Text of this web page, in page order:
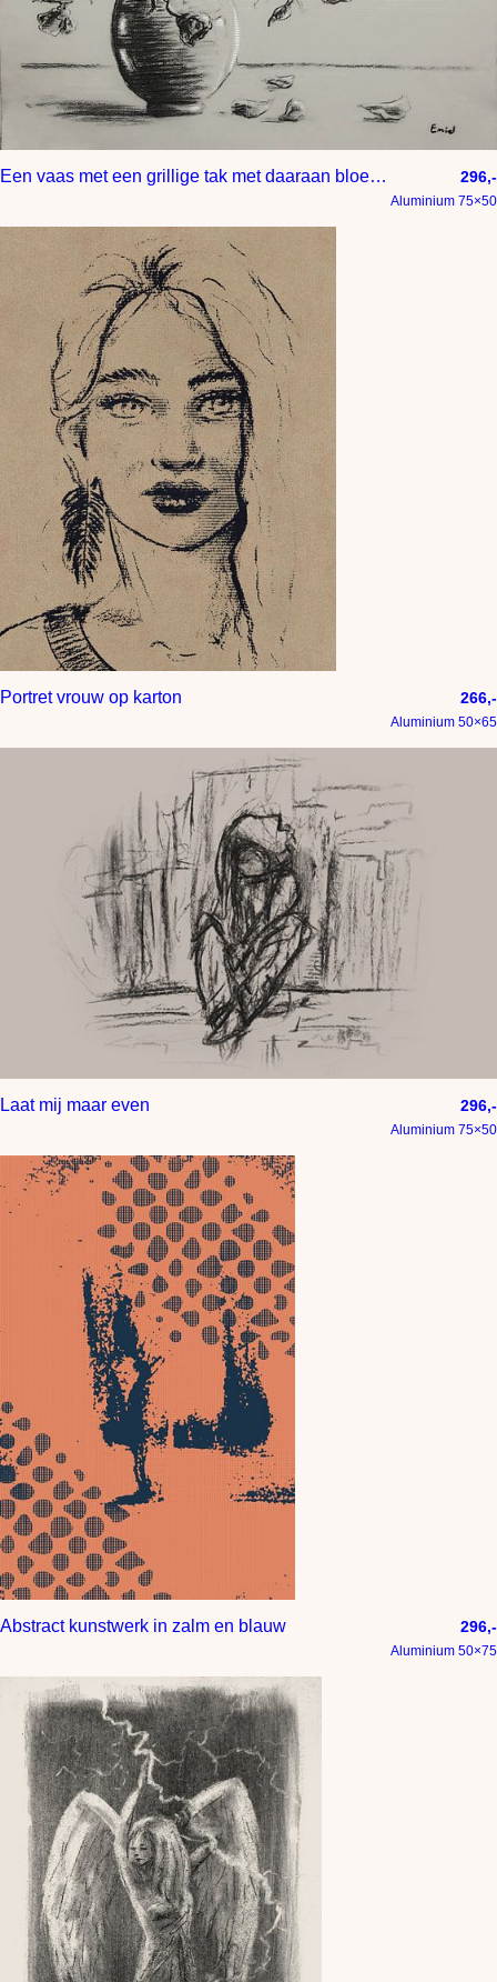
Een vaas met een grillige tak met daaraan bloesem 296,-
Aluminium 75×50
Portret vrouw op karton 266,-
Aluminium 50×65
Laat mij maar even 296,-
Aluminium 75×50
Abstract kunstwerk in zalm en blauw 296,-
Aluminium 50×75